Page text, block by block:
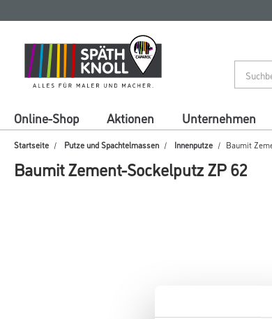
springen
springen
Online-Shop Aktionen Unternehmen
Startseite Putze und Spachtelmassen Innenputze Baumit
Baumit Zement-Sockelputz ZP 62